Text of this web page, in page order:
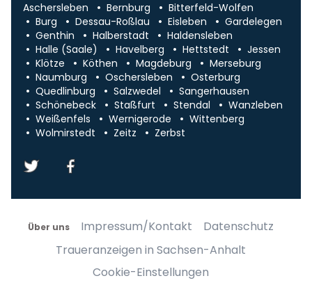
Aschersleben Bernburg
Bitterfeld-Wolfen
Burg
Dessau-Roßlau Eisleben
Gardelegen
Genthin
Halberstadt
Haldensleben
Halle (Saale)
Havelberg Hettstedt
Jessen
Klötze
Köthen Magdeburg
Merseburg
Naumburg
Oschersleben
Osterburg
Quedlinburg
Salzwedel
Sangerhausen
Schönebeck
Staßfurt Stendal
Wanzleben
Weißenfels
Wernigerode
Wittenberg
Wolmirstedt
Zeitz Zerbst
Über uns Impressum/Kontakt
Datenschutz
Traueranzeigen in Sachsen-Anhalt
Cookie-Einstellungen